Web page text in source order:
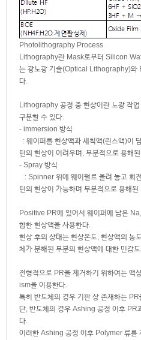
Photolithography Process
Lithography란 Mask로부터 Silicon
는 광노광 기술(Optical Lithography)와
다.
Lithography 공정 중 현상이란 노광 작
구분할 수 있다.
- immersion 방식
: 웨이퍼를 현상액과 세척액(린스액)이
턴의 현상이 어려우며, 부분적으로 용해
- Spray 방식
: Spinner 위에 웨이펄르 올려 놓고 회
턴의 현상이 가능하며 부분적으로 용해
Positive PR에 있어서 웨이퍼에 남은
합한 현상액을 사용한다.
현상 후의 상태는 현상온도, 현상액의 농
체가 분해된 부분의 현상액에 대한 민감
전형적으로 PR을 제거하기 위하여는 액
ism을 이용한다.
특히 반도체의 경우 기판 상 존재하는
단, 반도체의 경우 Ashing 공정 이후 PR
다.
이러한 Ashing 공정 이후 Polymer 류를